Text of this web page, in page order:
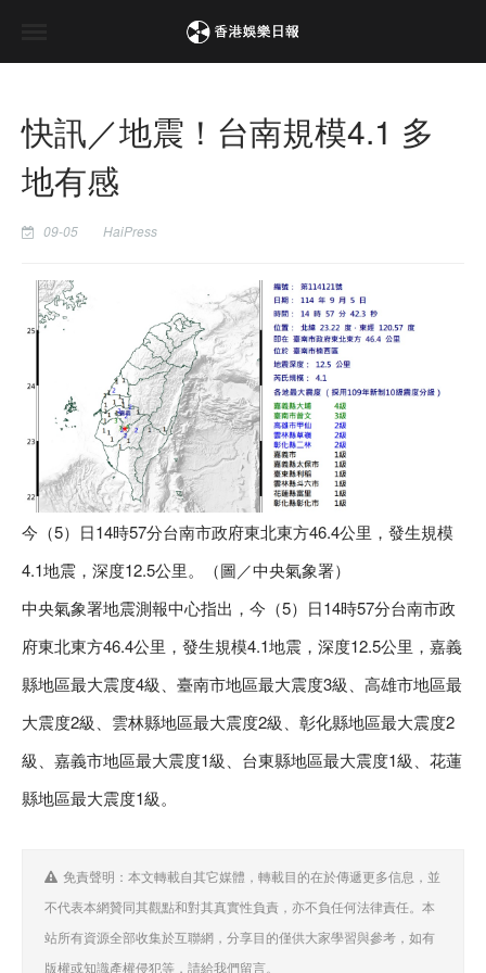
快訊／地震！台南規模4.1 多
地有感
09-05 HaiPress
今（5）日14時57分台南市政府東北東方46.4公里，發生規模
4.1地震，深度12.5公里。（圖／中央氣象署）
中央氣象署地震測報中心指出，今（5）日14時57分台南市政
府東北東方46.4公里，發生規模4.1地震，深度12.5公里，嘉義
縣地區最大震度4級、臺南市地區最大震度3級、高雄市地區最
大震度2級、雲林縣地區最大震度2級、彰化縣地區最大震度2
級、嘉義市地區最大震度1級、台東縣地區最大震度1級、花蓮
縣地區最大震度1級。
免責聲明：本文轉載自其它媒體，轉載目的在於傳遞更多信息，並
不代表本網贊同其觀點和對其真實性負責，亦不負任何法律責任。本
站所有資源全部收集於互聯網，分享目的僅供大家學習與參考，如有
版權或知識產權侵犯等，請給我們留言。